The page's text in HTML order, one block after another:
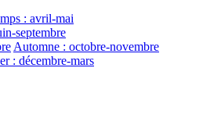
: avril-mai
septembre
Automne : octobre-novembre
: décembre-mars